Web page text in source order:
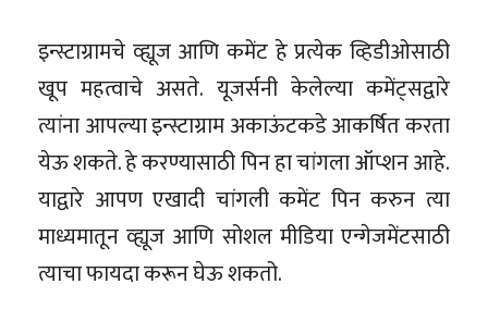
इन्स्टाग्रामचे व्ह्यूज आणि कमेंट हे प्रत्येक व्हिडीओसाठी
खूप महत्वाचे असते. यूजर्सनी केलेल्या कमेंट्सद्वारे
त्यांना आपल्या इन्स्टाग्राम अकाऊंटकडे आकर्षित करता
येऊ शकते. हे करण्यासाठी पिन हा चांगला ऑप्शन आहे.
याद्वारे आपण एखादी चांगली कमेंट पिन करुन त्या
माध्यमातून व्ह्यूज आणि सोशल मीडिया एन्गेजमेंटसाठी
त्याचा फायदा करून घेऊ शकतो.